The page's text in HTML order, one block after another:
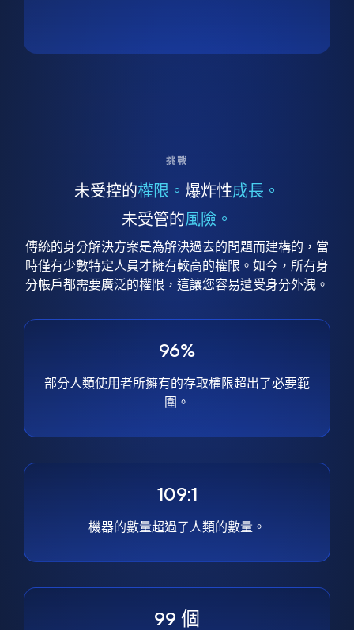
挑戰
未受控的權限。 爆炸性成長。
未受管的風險。
傳統的身分解決方案是為解決過去的問題而建構的，當
時僅有少數特定人員才擁有較高的權限。如今，所有身
分帳戶都需要廣泛的權限，這讓您容易遭受身分外洩。
96%
部分人類使用者所擁有的存取權限超出了必要範
圍。
109:1
機器的數量超過了人類的數量。
99 個